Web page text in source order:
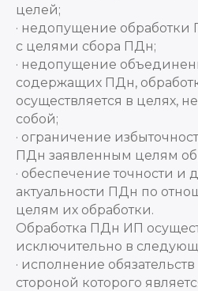
целей;
· недопущение
с целями сбора ПДн;
· недопущение
содержащих ПДн,
осуществляется в целях,
собой;
· ограничение
ПДн заявленным целям
· обеспечение точности и
актуальности ПДн по
целям их обработки.
Обработка ПДн ИП
исключительно в
· исполнение
стороной которого